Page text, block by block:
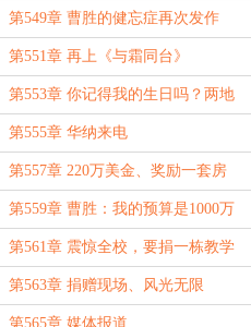
第549章 曹胜的健忘症再次发作
第551章 再上《与霜同台》
第553章 你记得我的生日吗？两地
票房数据
第555章 华纳来电
第557章 220万美金、奖励一套房
第559章 曹胜：我的预算是1000万
第561章 震惊全校，要捐一栋教学
楼？
第563章 捐赠现场、风光无限
第565章 媒体报道